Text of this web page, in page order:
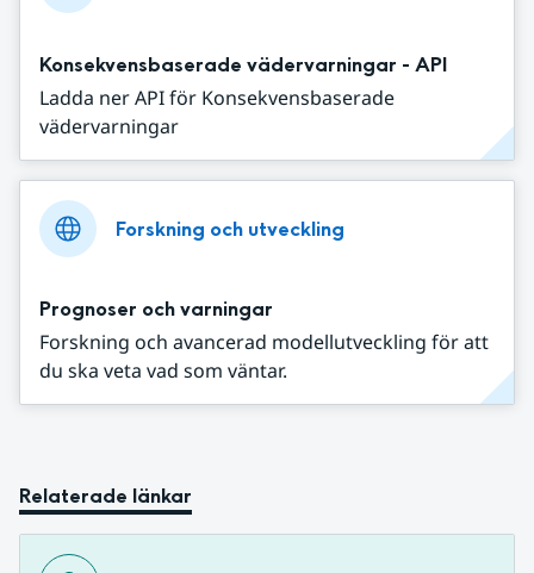
Konsekvensbaserade vädervarningar - API
Ladda ner API för Konsekvensbaserade
vädervarningar
Forskning och utveckling
Prognoser och varningar
Forskning och avancerad modellutveckling för att
du ska veta vad som väntar.
Relaterade länkar